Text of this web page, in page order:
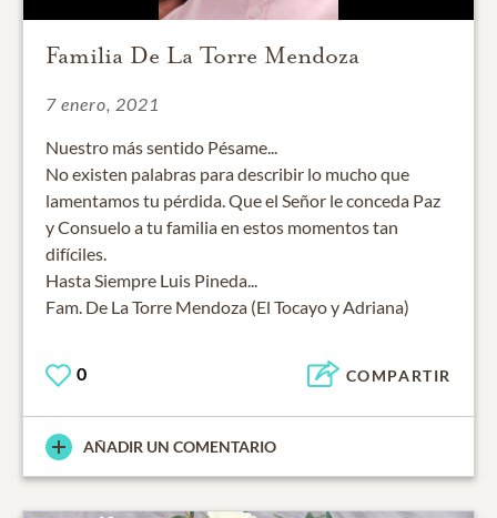
Familia De La Torre Mendoza
7 enero, 2021
Nuestro más sentido Pésame...
No existen palabras para describir lo mucho que
lamentamos tu pérdida. Que el Señor le conceda Paz
y Consuelo a tu familia en estos momentos tan
difíciles.
Hasta Siempre Luis Pineda...
Fam. De La Torre Mendoza (El Tocayo y Adriana)
0 COMPARTIR
AÑADIR UN COMENTARIO